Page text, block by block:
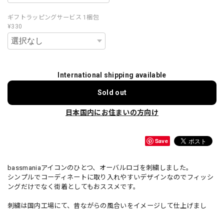
ギフトラッピングサービス 1梱包
¥330
International shipping available
Sold out
日本国内にお住まいの方向け
Save
bassmaniaアイコンのひとつ、オーバルロゴを刺繍しました。
シンプルでコーディネートに取り入れやすいデザインなのでフィッシ
ングだけでなく街着としてもおススメです。
刺繍は国内工場にて、昔ながらの風合いをイメージして仕上げまし